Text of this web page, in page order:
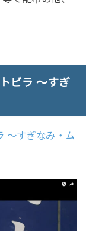
ビラ ～すぎ
～すぎなみ・ム